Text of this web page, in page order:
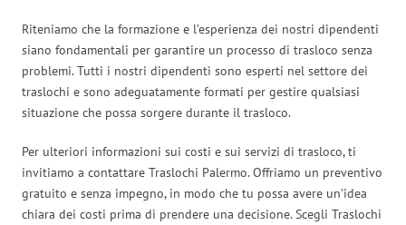
Riteniamo che la formazione e l’esperienza dei nostri dipendenti
siano fondamentali per garantire un processo di trasloco senza
problemi. Tutti i nostri dipendenti sono esperti nel settore dei
traslochi e sono adeguatamente formati per gestire qualsiasi
situazione che possa sorgere durante il trasloco.
Per ulteriori informazioni sui costi e sui servizi di trasloco, ti
invitiamo a contattare Traslochi Palermo. Offriamo un preventivo
gratuito e senza impegno, in modo che tu possa avere un’idea
chiara dei costi prima di prendere una decisione. Scegli Traslochi